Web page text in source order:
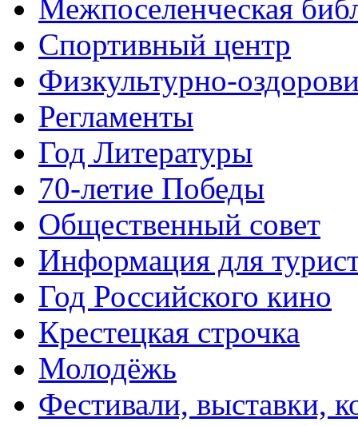
Межпоселенческая
Спортивный центр
Физкультурно-
Регламенты
Год Литературы
70-летие Победы
Общественный совет
Информация для
Год Российского кино
Крестецкая строчка
Молодёжь
Фестивали, выставки,